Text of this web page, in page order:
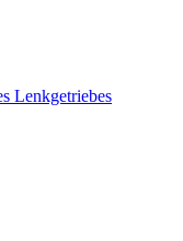
Lenkgetriebes